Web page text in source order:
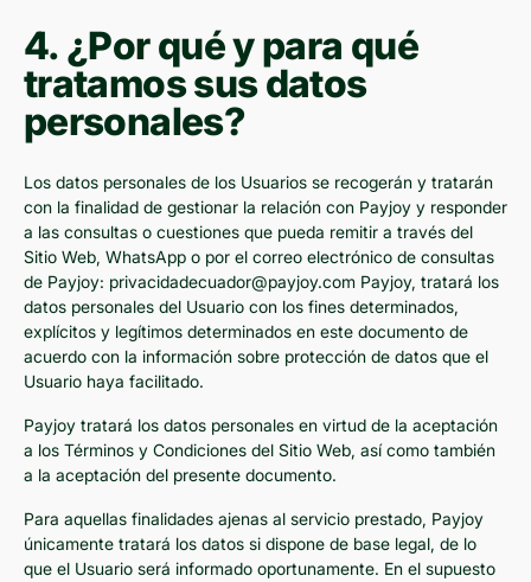
4. ¿Por qué y para qué
tratamos sus datos
personales?
Los datos personales de los Usuarios se recogerán y tratarán
con la finalidad de gestionar la relación con Payjoy y responder
a las consultas o cuestiones que pueda remitir a través del
Sitio Web, WhatsApp o por el correo electrónico de consultas
de Payjoy: privacidadecuador@payjoy.com Payjoy, tratará los
datos personales del Usuario con los fines determinados,
explícitos y legítimos determinados en este documento de
acuerdo con la información sobre protección de datos que el
Usuario haya facilitado.
Payjoy tratará los datos personales en virtud de la aceptación
a los Términos y Condiciones del Sitio Web, así como también
a la aceptación del presente documento.
Para aquellas finalidades ajenas al servicio prestado, Payjoy
únicamente tratará los datos si dispone de base legal, de lo
que el Usuario será informado oportunamente. En el supuesto